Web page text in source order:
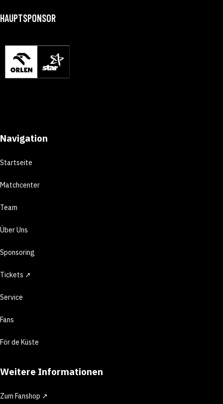
HAUPTSPONSOR
Navigation
Startseite
Matchcenter
Team
Über Uns
Sponsoring
Tickets ↗
Service
Fans
För de Küste
Weitere Informationen
Zum Fanshop ↗